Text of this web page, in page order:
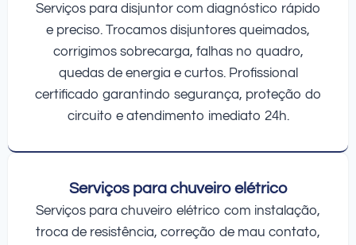
Serviços para disjuntor com diagnóstico rápido
e preciso. Trocamos disjuntores queimados,
corrigimos sobrecarga, falhas no quadro,
quedas de energia e curtos. Profissional
certificado garantindo segurança, proteção do
circuito e atendimento imediato 24h.
Serviços para chuveiro elétrico
Serviços para chuveiro elétrico com instalação,
troca de resistência, correção de mau contato,